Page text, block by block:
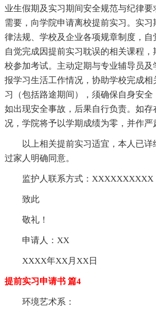
业生假期及实习期间安全规范与纪律要
需要，向学院申请离校提前实习。实
律法规、学校及企业各项规章制度，自
自觉完成因提前实习耽误的相关课程，
校参加考试。主动定期与专业辅导员及
报学习生活工作情况，协助学校完成
习（包括路途期间），须确保自身安全
如出现安全事故，后果自行负责。如
况，学院将予以学期成绩为零，并作严
以上相关提前实习适宜，本人已
过家人明确同意。
监护人联系方式：XXXXXXXXXX
致此
敬礼！
申请人：XX
XXXX年XX月XX日
提前实习申请书 篇4
环境艺术系：